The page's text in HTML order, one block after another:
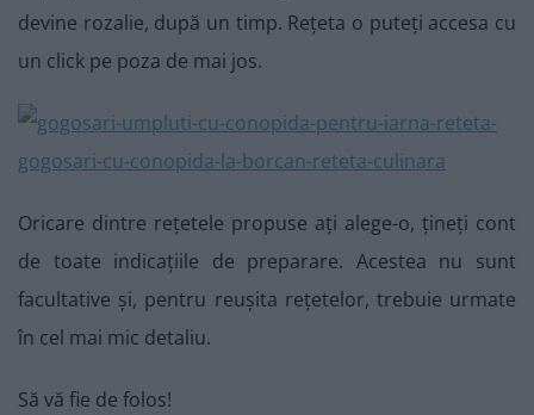
devine rozalie, după un timp. Rețeta o puteți accesa cu
un click pe poza de mai jos.
Oricare dintre rețetele propuse ați alege-o, țineți cont
de toate indicațiile de preparare. Acestea nu sunt
facultative și, pentru reușita rețetelor, trebuie urmate
în cel mai mic detaliu.
Să vă fie de folos!